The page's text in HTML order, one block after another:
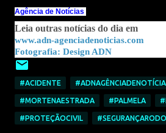
Agência de Notícias
Leia outras notícias do dia em
www.adn-agenciadenoticias.com
Fotografia: Design ADN
#ACIDENTE
#MORTENAESTRADA #PALMELA
#PROTEÇÃOCIVIL